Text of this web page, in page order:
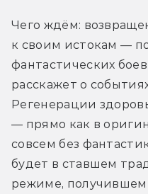
Чего ждём:
к своим истокам —
фантастических
расскажет о
Регенерации
— прямо как в
совсем без
будет в ставшем
режиме, получившем